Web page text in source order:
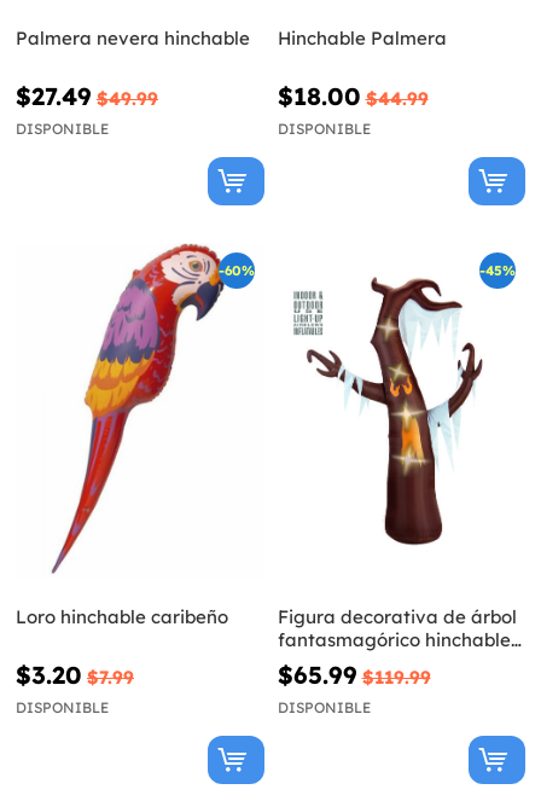
Palmera nevera hinchable
$27.49 $49.99
DISPONIBLE
Hinchable Palmera
$18.00 $44.99
DISPONIBLE
-60%
Loro hinchable caribeño
$3.20 $7.99
DISPONIBLE
-45%
Figura decorativa de árbol
fantasmagórico hinchable
luminoso gigante
$65.99 $119.99
DISPONIBLE